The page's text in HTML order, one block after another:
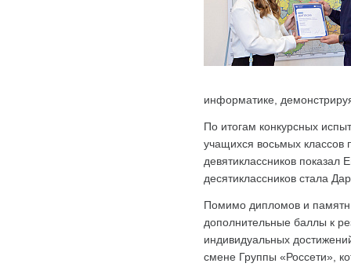
информатике,
По итогам конкурсных
учащихся восьмых классов
девятиклассников
десятиклассников стала
Помимо дипломов и
дополнительные баллы к
индивидуальных
смене Группы «Россети»,